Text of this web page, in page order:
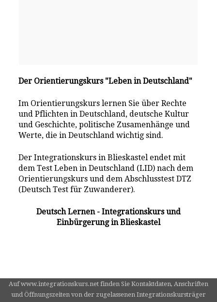
Der Orientierungskurs "Leben in Deutschland"
Im Orientierungskurs lernen Sie über Rechte
und Pflichten in Deutschland, deutsche Kultur
und Geschichte, politische Zusamenhänge und
Werte, die in Deutschland wichtig sind.
Der Integrationskurs in Blieskastel endet mit
dem Test Leben in Deutschland (LID) nach dem
Orientierungskurs und dem Abschlusstest DTZ
(Deutsch Test für Zuwanderer).
Deutsch Lernen - Integrationskurs und
Einbürgerung in Blieskastel
Auf www.integrationskurs.net finden Sie Kontaktdaten, Anschriften
und Öffnungszeiten von der zugelassenen Integrationskursträger